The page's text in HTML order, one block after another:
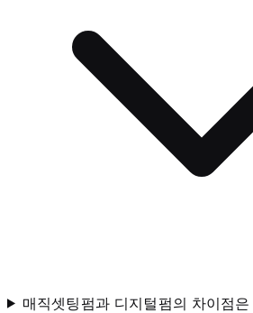
매직셋팅펌과 디지털펌의 차이점